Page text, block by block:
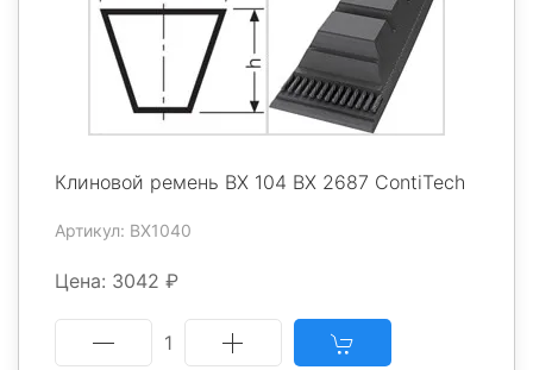
Клиновой ремень BX 104 BX 2687 ContiTech
Артикул: BX1040
Цена: 3042 ₽
1